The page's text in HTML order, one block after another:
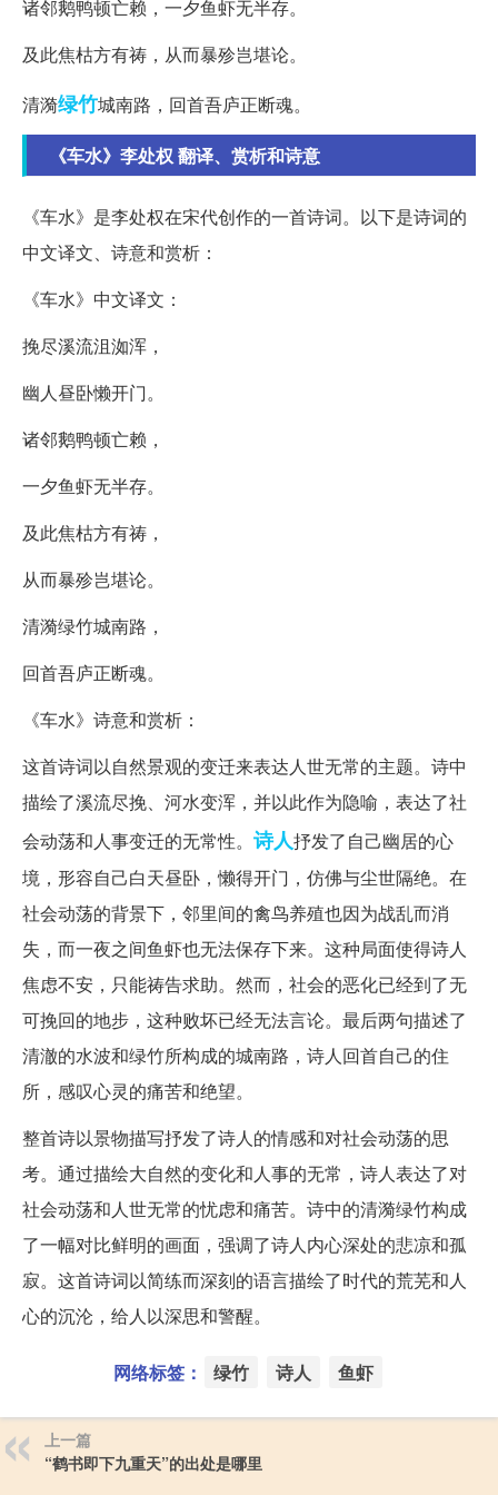
诸邻鹅鸭顿亡赖，一夕鱼虾无半存。
及此焦枯方有祷，从而暴殄岂堪论。
清漪绿竹城南路，回首吾庐正断魂。
《车水》李处权 翻译、赏析和诗意
《车水》是李处权在宋代创作的一首诗词。以下是诗词的
中文译文、诗意和赏析：
《车水》中文译文：
挽尽溪流沮洳浑，
幽人昼卧懒开门。
诸邻鹅鸭顿亡赖，
一夕鱼虾无半存。
及此焦枯方有祷，
从而暴殄岂堪论。
清漪绿竹城南路，
回首吾庐正断魂。
《车水》诗意和赏析：
这首诗词以自然景观的变迁来表达人世无常的主题。诗中
描绘了溪流尽挽、河水变浑，并以此作为隐喻，表达了社
会动荡和人事变迁的无常性。 诗人抒发了自己幽居的心
境，形容自己白天昼卧，懒得开门，仿佛与尘世隔绝。在
社会动荡的背景下，邻里间的禽鸟养殖也因为战乱而消
失，而一夜之间鱼虾也无法保存下来。这种局面使得诗人
焦虑不安，只能祷告求助。然而，社会的恶化已经到了无
可挽回的地步，这种败坏已经无法言论。最后两句描述了
清澈的水波和绿竹所构成的城南路，诗人回首自己的住
所，感叹心灵的痛苦和绝望。
整首诗以景物描写抒发了诗人的情感和对社会动荡的思
考。通过描绘大自然的变化和人事的无常，诗人表达了对
社会动荡和人世无常的忧虑和痛苦。诗中的清漪绿竹构成
了一幅对比鲜明的画面，强调了诗人内心深处的悲凉和孤
寂。这首诗词以简练而深刻的语言描绘了时代的荒芜和人
心的沉沦，给人以深思和警醒。
网络标签： 绿竹 诗人 鱼虾
上一篇
“鹤书即下九重天”的出处是哪里